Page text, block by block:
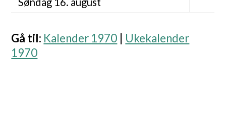
Gå til: Kalender 1970
Ukekalender
1970